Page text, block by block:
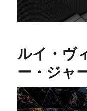
ルイ・ヴ
ー・ジャ